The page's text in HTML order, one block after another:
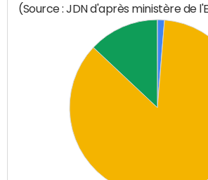
(Source : JDN d'après ministère de